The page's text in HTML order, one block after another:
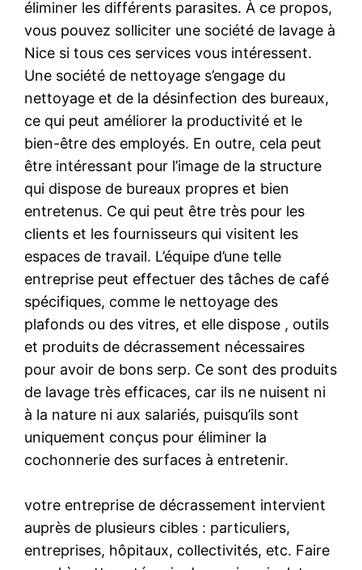
éliminer les différents parasites. À ce propos,
vous pouvez solliciter une société de lavage à
Nice si tous ces services vous intéressent.
Une société de nettoyage s’engage du
nettoyage et de la désinfection des bureaux,
ce qui peut améliorer la productivité et le
bien-être des employés. En outre, cela peut
être intéressant pour l’image de la structure
qui dispose de bureaux propres et bien
entretenus. Ce qui peut être très pour les
clients et les fournisseurs qui visitent les
espaces de travail. L’équipe d’une telle
entreprise peut effectuer des tâches de café
spécifiques, comme le nettoyage des
plafonds ou des vitres, et elle dispose , outils
et produits de décrassement nécessaires
pour avoir de bons serp. Ce sont des produits
de lavage très efficaces, car ils ne nuisent ni
à la nature ni aux salariés, puisqu’ils sont
uniquement conçus pour éliminer la
cochonnerie des surfaces à entretenir.
votre entreprise de décrassement intervient
auprès de plusieurs cibles : particuliers,
entreprises, hôpitaux, collectivités, etc. Faire